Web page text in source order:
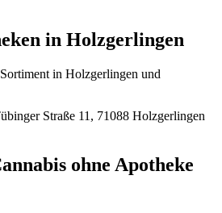
in Holzgerlingen
in Holzgerlingen und
Straße 11, 71088 Holzgerlingen
ohne Apotheke